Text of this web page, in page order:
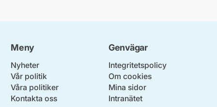
Meny
Nyheter
Vår politik
Våra politiker
Kontakta oss
Genvägar
Integritetspolicy
Om cookies
Mina sidor
Intranätet